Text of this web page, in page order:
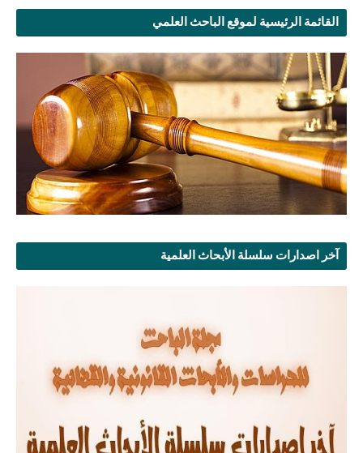
القائمة الرئيسية لموقع الباحث العلمي
آخر اصدارات سلسلة الأبحاث العلمية